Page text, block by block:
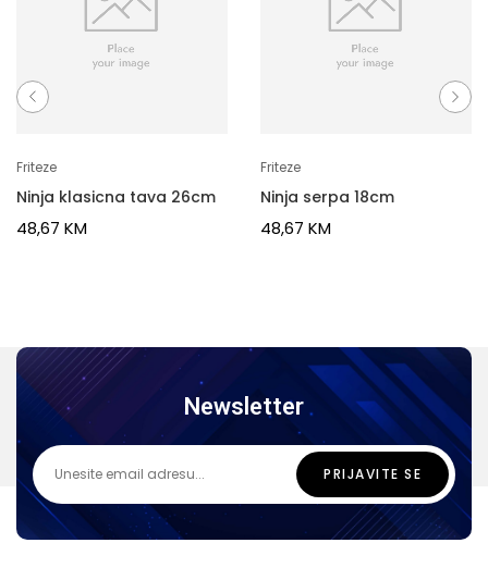
Friteze
Ninja klasicna tava 26cm
48,67 KM
Friteze
Ninja serpa 18cm
48,67 KM
Newsletter